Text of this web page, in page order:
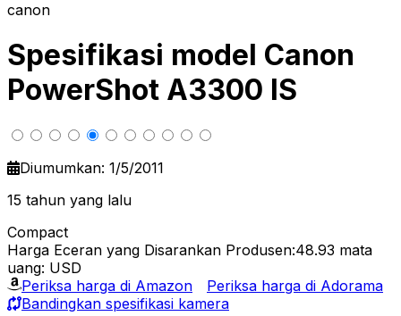
canon
Spesifikasi model Canon
PowerShot A3300 IS
Diumumkan: 1/5/2011
15 tahun yang lalu
Compact
Harga Eceran yang Disarankan Produsen:48.93 mata
uang: USD
Periksa harga di Amazon
Periksa harga di Adorama
Bandingkan spesifikasi kamera